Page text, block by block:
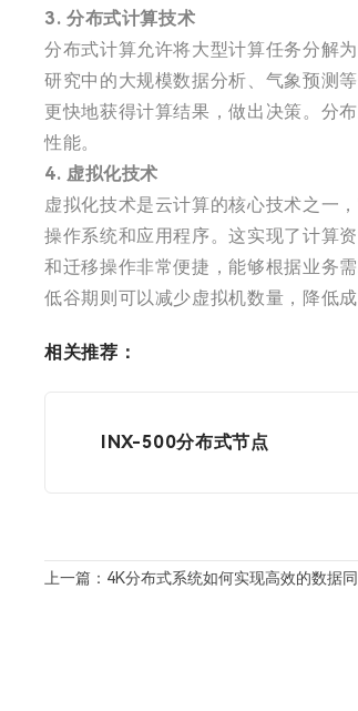
3. 分布式计算技术
分布式计算允许将大型计算任务分解
研究中的大规模数据分析、气象预测
更快地获得计算结果，做出决策。分
性能。
4. 虚拟化技术
虚拟化技术是云计算的核心技术之一
操作系统和应用程序。这实现了计算
和迁移操作非常便捷，能够根据业务
低谷期则可以减少虚拟机数量，降低
相关推荐：
INX-500分布式节点
上一篇：4K分布式系统如何实现高效的数据